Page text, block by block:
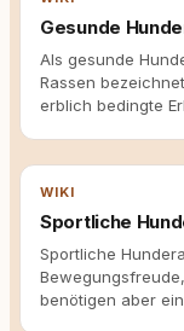
Gesunde
Als gesunde
Rassen
erblich bedingte
WIKI
Sportliche
Sportliche
benötigen aber